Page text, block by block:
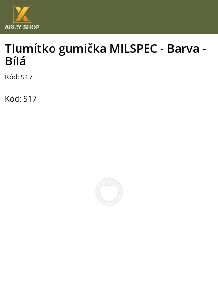
Přejít
obsah
Tlumítko gumička MILSPEC - Barva -
Bílá
Kód: S17
Kód: S17